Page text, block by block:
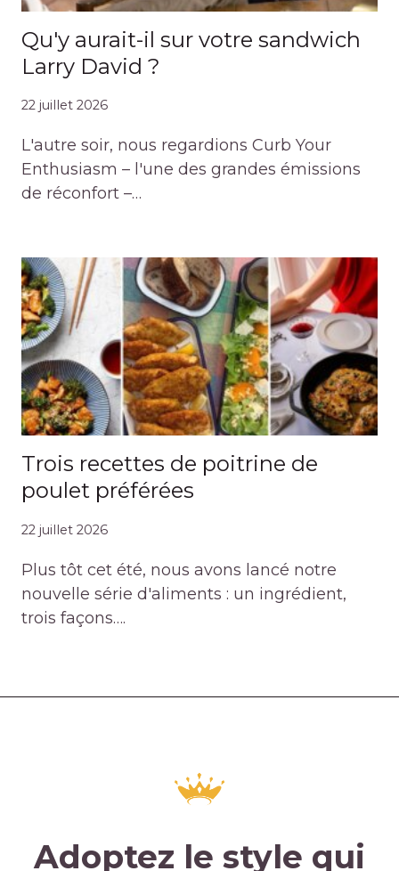
Qu'y aurait-il sur votre sandwich
Larry David ?
22 juillet 2026
L'autre soir, nous regardions Curb Your
Enthusiasm – l'une des grandes émissions
de réconfort –…
Trois recettes de poitrine de
poulet préférées
22 juillet 2026
Plus tôt cet été, nous avons lancé notre
nouvelle série d'aliments : un ingrédient,
trois façons….
Adoptez le style qui